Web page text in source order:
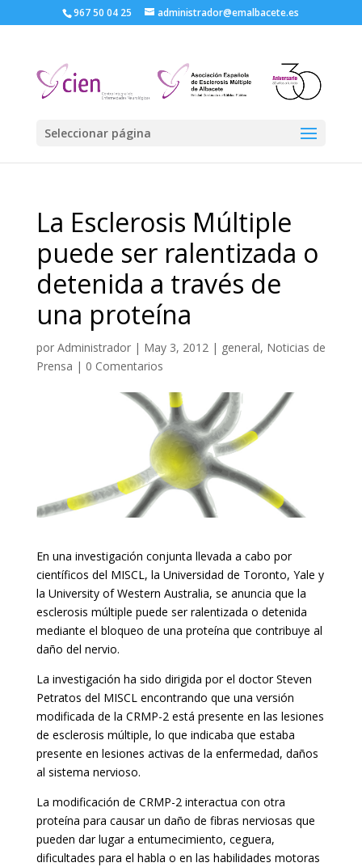
967 50 04 25 administrador@emalbacete.es
Seleccionar página
La Esclerosis Múltiple
puede ser ralentizada o
detenida a través de
una proteína
por Administrador| May 3, 2012| general, Noticias de
Prensa | 0 Comentarios
En una investigación conjunta llevada a cabo por
científicos del MISCL, la Universidad de Toronto, Yale y
la University of Western Australia, se anuncia que la
esclerosis múltiple puede ser ralentizada o detenida
mediante el bloqueo de una proteína que contribuye al
daño del nervio.
La investigación ha sido dirigida por el doctor Steven
Petratos del MISCL encontrando que una versión
modificada de la CRMP-2 está presente en las lesiones
de esclerosis múltiple, lo que indicaba que estaba
presente en lesiones activas de la enfermedad, daños
al sistema nervioso.
La modificación de CRMP-2 interactua con otra
proteína para causar un daño de fibras nerviosas que
pueden dar lugar a entumecimiento, ceguera,
dificultades para el habla o en las habilidades motoras